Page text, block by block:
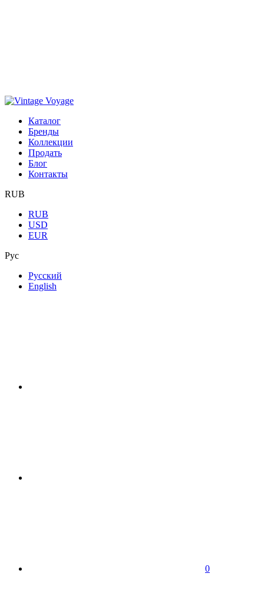
Каталог
Бренды
Коллекции
Продать
Блог
Контакты
RUB
RUB
USD
EUR
Рус
Русский
English
0